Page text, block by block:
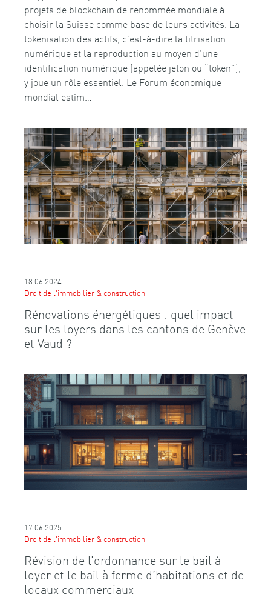
projets de blockchain de renommée mondiale à
choisir la Suisse comme base de leurs activités. La
tokenisation des actifs, c’est-à-dire la titrisation
numérique et la reproduction au moyen d’une
identification numérique (appelée jeton ou “token”),
y joue un rôle essentiel. Le Forum économique
mondial estim…
18.06.2024
Droit de l'immobilier & construction
Rénovations énergétiques : quel impact
sur les loyers dans les cantons de Genève
et Vaud ?
17.06.2025
Droit de l'immobilier & construction
Révision de l’ordonnance sur le bail à
loyer et le bail à ferme d’habitations et de
locaux commerciaux